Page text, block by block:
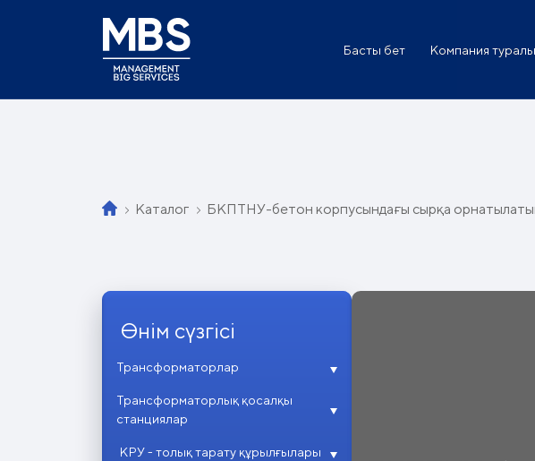
Басты бет Компания туралы
Каталог БКПТНУ-бетон корпусындағы сырқа
Өнім сүзгісі
Трансформаторлар
Трансформаторлық қосалқы
станциялар
КРУ - толық тарату құрылғылары